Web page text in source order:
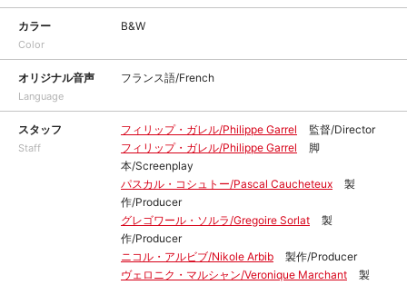
カラー
Color
B&W
オリジナル音声
Language
フランス語/French
スタッフ
Staff
フィリップ・ガレル/Philippe Garrel
監督/Director
フィリップ・ガレル/Philippe Garrel
脚
本/Screenplay
パスカル・コシュトー/Pascal Caucheteux
製
作/Producer
グレゴワール・ソルラ/Gregoire Sorlat
製
作/Producer
ニコル・アルビブ/Nikole Arbib
製作/Producer
ヴェロニク・マルシャン/Veronique Marchant
製